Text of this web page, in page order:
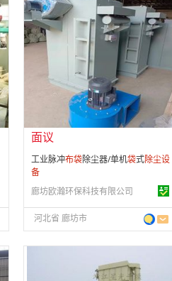
面议
会员注册：
第 4 年
经营模式：
生产制造
2023-04-10
供应产品：50 条
面议
工业脉冲布袋除尘器/单机袋式除尘设
备
廊坊欧瀚环保科技有限公司
河北省 廊坊市